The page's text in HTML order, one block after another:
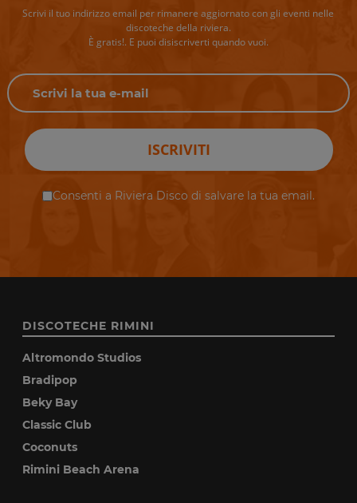
Scrivi il tuo indirizzo email per rimanere aggiornato con gli eventi nelle
discoteche della riviera.
È gratis!. E puoi disiscriverti quando vuoi.
ISCRIVITI
Consenti a Riviera Disco di salvare la tua email.
DISCOTECHE RIMINI
Altromondo Studios
Bradipop
Beky Bay
Classic Club
Coconuts
Rimini Beach Arena